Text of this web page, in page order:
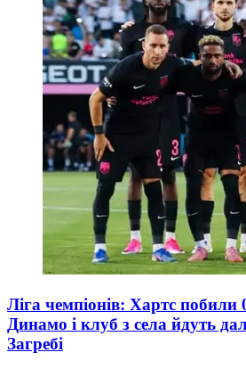
Ліга чемпіонів: Хартс побили
Динамо і клуб з села йдуть
Загребі